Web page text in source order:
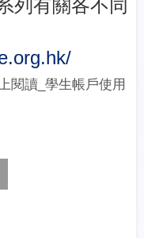
列有關各不同
閱讀_學生帳戶使用